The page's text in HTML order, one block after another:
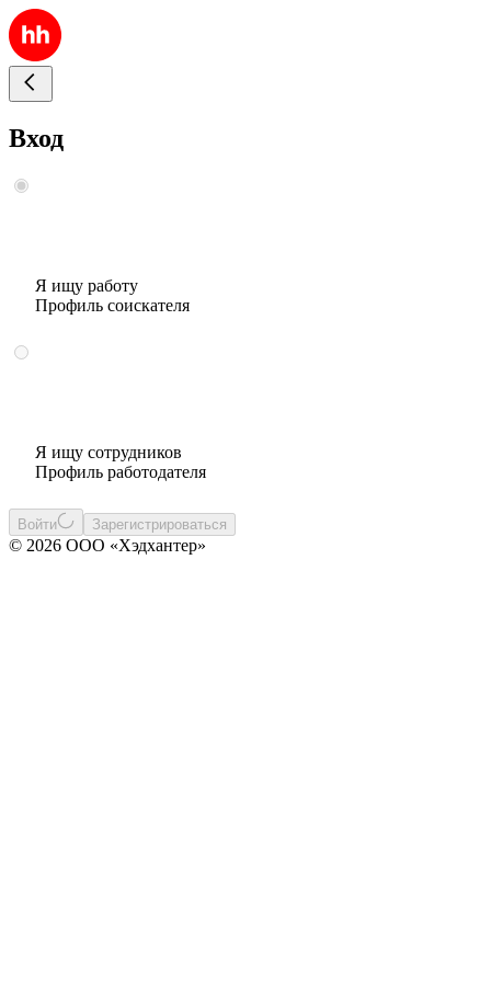
Вход
Я ищу работу
Профиль соискателя
Я ищу сотрудников
Профиль работодателя
Войти Зарегистрироваться
© 2026 ООО «Хэдхантер»